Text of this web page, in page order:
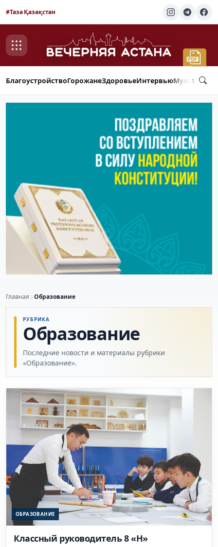
#Таза Қазақстан
БлагоустройствоГорожанеЗдоровьеИнтервью
Главная Образование
РУБРИКА
Образование
Последние новости и материалы рубрики
«Образование».
ОБРАЗОВАНИЕ
Классный руководитель 8 «Н»